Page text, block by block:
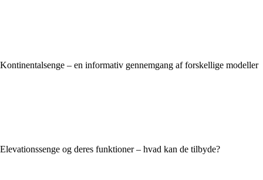
Kontinentalsenge – en informativ gennemgang af forskellige modeller
Elevationssenge og deres funktioner – hvad kan de tilbyde?